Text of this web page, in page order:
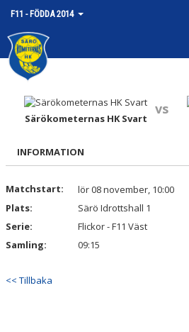
F11 - FÖDDA 2014
HEM
NYHETER
MATCHER
TRUPPEN
BILDGALLERI
DOKUMENT
KONTAKT
Särökometernas HK Svart
vs
INFORMATION
Matchstart:
lör 08 november, 10:00
Plats:
Särö Idrottshall 1
Serie:
Flickor - F11 Väst
Samling:
09:15
<< Tillbaka